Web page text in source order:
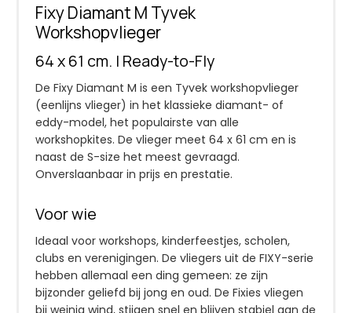
Fixy Diamant M Tyvek
Workshopvlieger
64 x 61 cm. | Ready-to-Fly
De Fixy Diamant M is een Tyvek workshopvlieger
(eenlijns vlieger) in het klassieke diamant- of
eddy-model, het populairste van alle
workshopkites. De vlieger meet 64 x 61 cm en is
naast de S-size het meest gevraagd.
Onverslaanbaar in prijs en prestatie.
Voor wie
Ideaal voor workshops, kinderfeestjes, scholen,
clubs en verenigingen. De vliegers uit de FIXY-serie
hebben allemaal een ding gemeen: ze zijn
bijzonder geliefd bij jong en oud. De Fixies vliegen
bij weinig wind, stijgen snel en blijven stabiel aan de